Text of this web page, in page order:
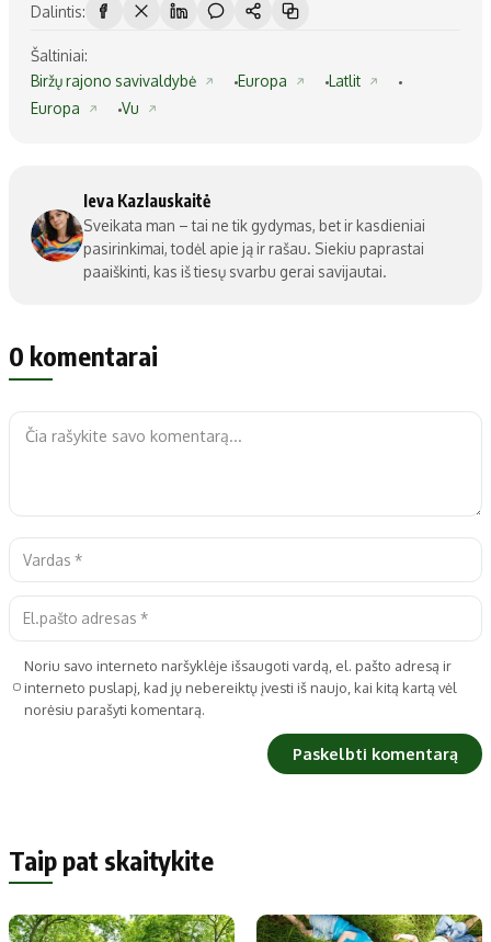
Dalintis:
Šaltiniai:
Biržų rajono savivaldybė
Europa
Latlit
Europa
Vu
Ieva Kazlauskaitė
Sveikata man – tai ne tik gydymas, bet ir kasdieniai
pasirinkimai, todėl apie ją ir rašau. Siekiu paprastai
paaiškinti, kas iš tiesų svarbu gerai savijautai.
0 komentarai
Noriu savo interneto naršyklėje išsaugoti vardą, el. pašto adresą ir
interneto puslapį, kad jų nebereiktų įvesti iš naujo, kai kitą kartą vėl
norėsiu parašyti komentarą.
Taip pat skaitykite